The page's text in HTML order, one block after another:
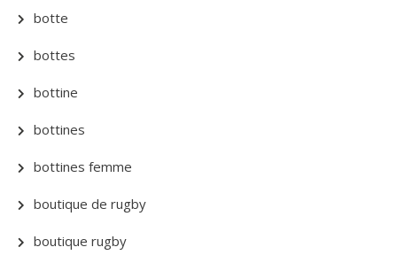
botte
bottes
bottine
bottines
bottines femme
boutique de rugby
boutique rugby